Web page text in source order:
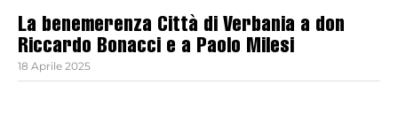
La benemerenza Città di Verbania a don
Riccardo Bonacci e a Paolo Milesi
18 Aprile 2025